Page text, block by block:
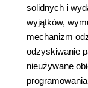
solidnych i
wyjątków,
mechanizm
odzyskiwanie
nieużywane